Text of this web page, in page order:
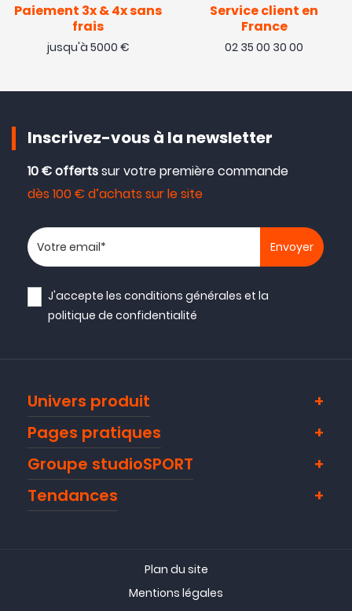
Paiement 3x & 4x sans
frais
jusqu'à 5000 €
Service client en
France
02 35 00 30 00
Inscrivez-vous à la newsletter
10 € offertssur votre première commande
dès 100 € d’achats sur le site
Votre adresse email
J'accepte lesconditions générales et la
politique de confidentialité
Univers produit
Pages pratiques
Groupe studioSPORT
Tendances
Plan du site
Mentions légales